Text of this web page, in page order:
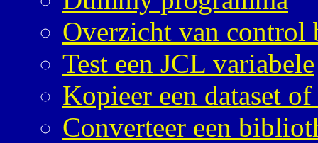
Overzicht van control
Test een JCL variabele
Kopieer een dataset
Converteer een